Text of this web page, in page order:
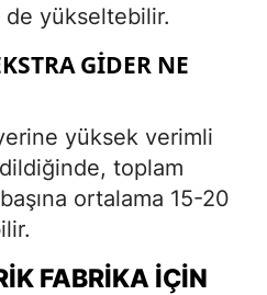
de yükseltebilir.
GIDER NE
yüksek verimli
toplam
ortalama 15-20
FABRIKA İÇIN